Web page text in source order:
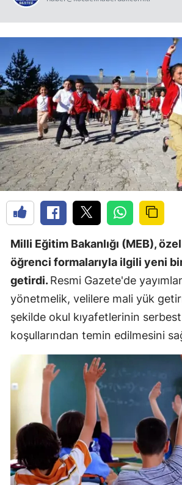
Milli Eğitim Bakanlığı (MEB),
öğrenci formalarıyla ilgili yeni
getirdi.Resmi Gazete'de
yönetmelik, velilere mali yük
şekilde okul kıyafetlerinin
koşullarından temin edilmesini